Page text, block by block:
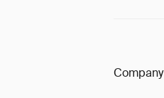
Company